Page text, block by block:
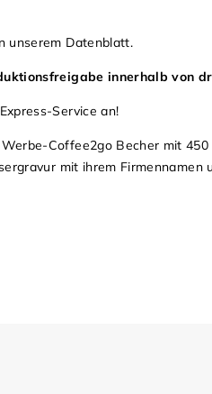
unserem Datenblatt.
innerhalb von
Service an!
Coffee2go Becher mit
mit ihrem Firmennamen